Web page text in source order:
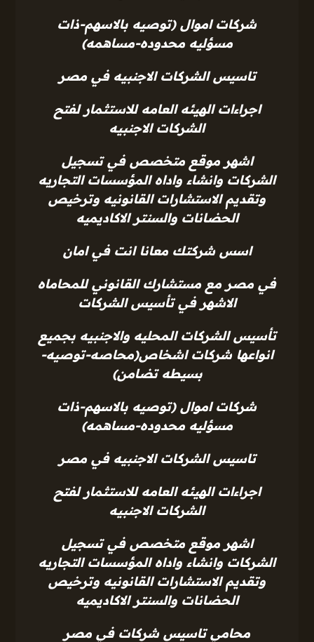
شركات اموال (توصيه بالاسهم-ذات
مسؤليه محدوده-مساهمه)
تاسيس الشركات الاجنبيه في مصر
اجراءات الهيئه العامه للاستثمار لفتح
الشركات الاجنبيه
اشهر موقع متخصص في تسجيل
الشركات وانشاء واداه المؤسسات التجاريه
وتقديم الاستشارات القانونيه وترخيص
الحضانات والسنتر الاكاديميه
اسس شركتك معانا انت في امان
في مصر مع مستشارك القانوني للمحاماه
الاشهر في تأسيس الشركات
تأسيس الشركات المحليه والاجنبيه بجميع
انواعها شركات اشخاص(محاصه-توصيه-
بسيطه تضامن)
شركات اموال (توصيه بالاسهم-ذات
مسؤليه محدوده-مساهمه)
تاسيس الشركات الاجنبيه في مصر
اجراءات الهيئه العامه للاستثمار لفتح
الشركات الاجنبيه
اشهر موقع متخصص في تسجيل
الشركات وانشاء واداه المؤسسات التجاريه
وتقديم الاستشارات القانونيه وترخيص
الحضانات والسنتر الاكاديميه
محامي تاسيس شركات في مصر